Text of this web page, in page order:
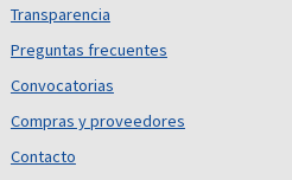
Transparencia
Preguntas frecuentes
Convocatorias
Compras y proveedores
Contacto